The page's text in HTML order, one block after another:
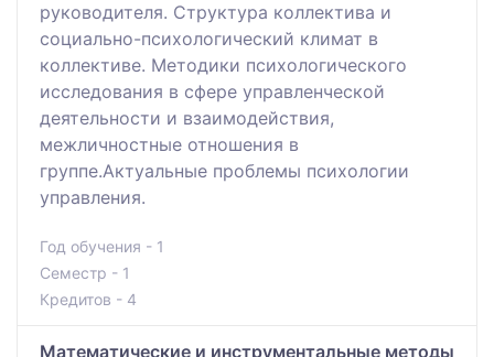
руководителя. Структура коллектива и
социально-психологический климат в
коллективе. Методики психологического
исследования в сфере управленческой
деятельности и взаимодействия,
межличностные отношения в
группе.Актуальные проблемы психологии
управления.
Год обучения - 1
Семестр - 1
Кредитов - 4
Математические и инструментальные методы